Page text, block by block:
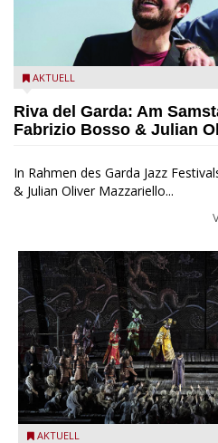
Fabrizio Bosso & Julian Oliver
AKTUELL
Riva del Garda: Am
Fabrizio Bosso & Julian
In Rahmen des Garda Jazz
& Julian Oliver Mazzariello...
Turandot in der Arena von
AKTUELL